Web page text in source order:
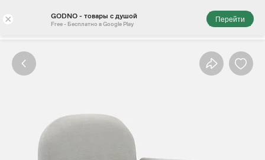
× GODNO - товары с душой
Free - Бесплатно в Google Play
Перейти